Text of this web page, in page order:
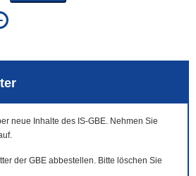
(Volltextsuche)
neue Inhalte des IS-GBE. Nehmen Sie
der GBE abbestellen. Bitte löschen Sie